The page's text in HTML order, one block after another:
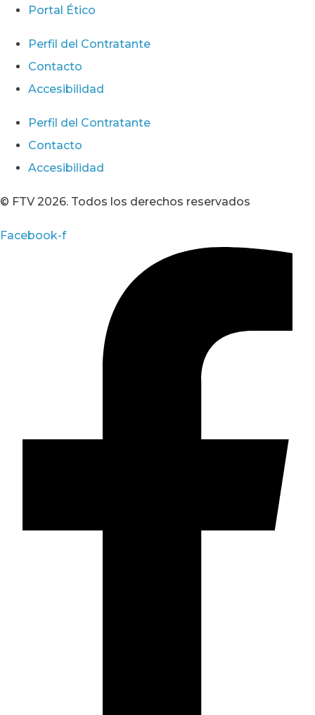
Portal Ético
Perfil del Contratante
Contacto
Accesibilidad
Perfil del Contratante
Contacto
Accesibilidad
© FTV 2026. Todos los derechos reservados
Facebook-f